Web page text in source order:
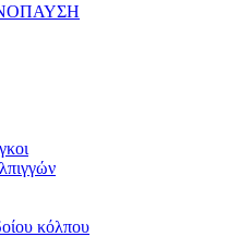
κόλπου